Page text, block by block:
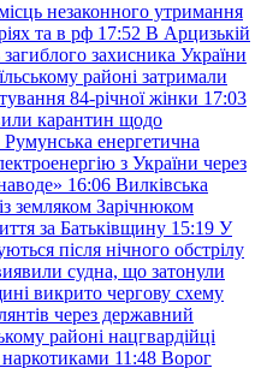
незаконного утримання
та в рф 17:52 В Арцизькій
захисника України
районі затримали
84-річної жінки 17:03
карантин щодо
Румунська енергетична
з України через
16:06 Вилківська
земляком Зарічнюком
за Батьківщину 15:19 У
після нічного обстрілу
судна, що затонули
викрито чергову схему
через державний
районі нацгвардійці
наркотиками 11:48 Ворог